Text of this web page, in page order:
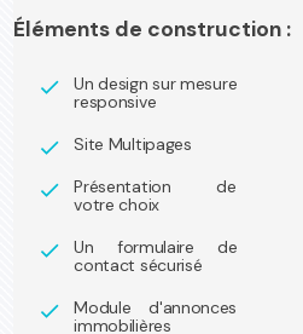
Éléments de construction :
check
Un design sur mesure
responsive
check Site Multipages
check
Présentation de
votre choix
check
Un formulaire de
contact sécurisé
check
Module d'annonces
immobilières